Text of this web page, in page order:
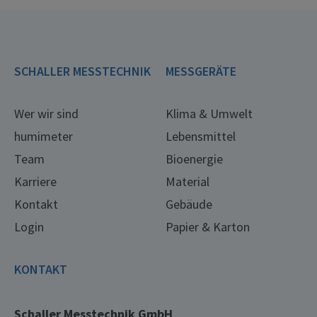
SCHALLER MESSTECHNIK
Wer wir sind
humimeter
Team
Karriere
Kontakt
Login
MESSGERÄTE
Klima & Umwelt
Lebensmittel
Bioenergie
Material
Gebäude
Papier & Karton
KONTAKT
Schaller Messtechnik GmbH